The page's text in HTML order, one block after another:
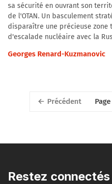
sa sécurité en ouvrant son
de l'OTAN. Un basculement
disparaître une précieuse
d'escalade nucléaire avec la
Georges Renard-Kuzmanovic
Précédent
Restez